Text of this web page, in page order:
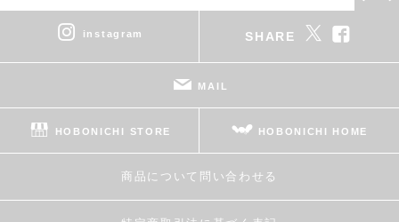
instagram SHARE
MAIL
HOBONICHI STORE HOBONICHI HOME
商品について問い合わせる